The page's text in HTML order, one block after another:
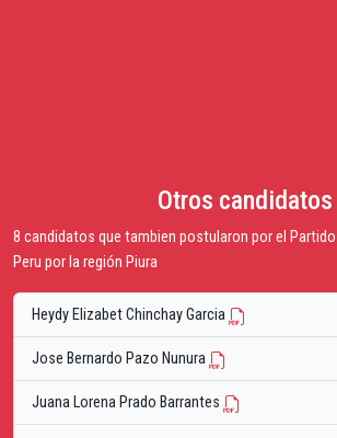
Otros candidatos
8 candidatos que tambien postularon por el
Peru por la región Piura
Heydy Elizabet Chinchay Garcia
Jose Bernardo Pazo Nunura
Juana Lorena Prado Barrantes